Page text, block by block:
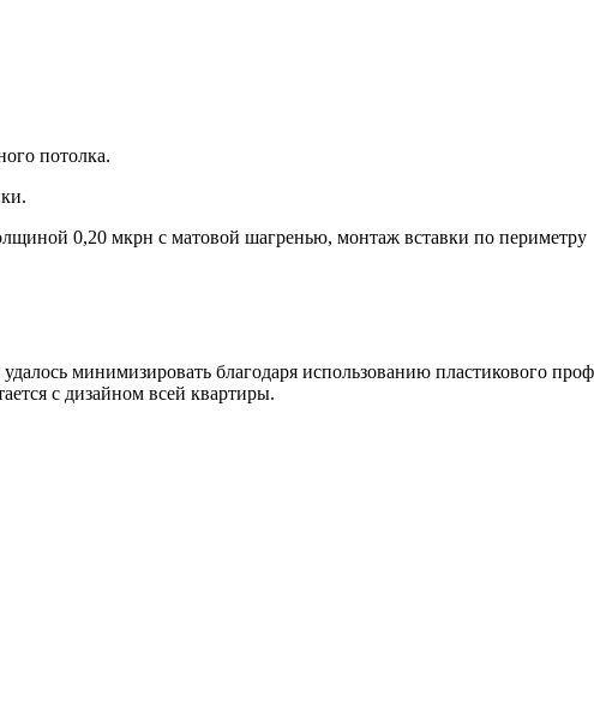
потолка.
0,20 мкрн с матовой шагренью, монтаж вставки по периметру
минимизировать благодаря использованию пластикового
с дизайном всей квартиры.